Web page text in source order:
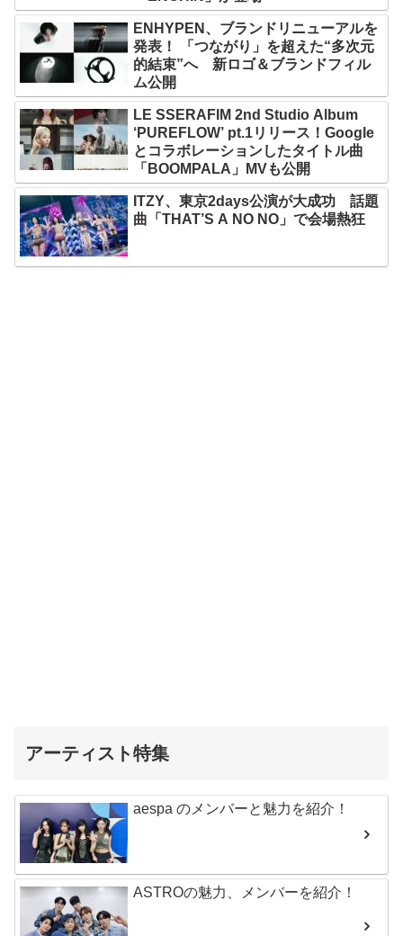
ENHYPEN、ブランドリニューアルを
発表！ 「つながり」を超えた“多次元
的結束”へ 新ロゴ＆ブランドフィル
ム公開
LE SSERAFIM 2nd Studio Album
‘PUREFLOW’ pt.1リリース！Google
とコラボレーションしたタイトル曲
「BOOMPALA」MVも公開
ITZY、東京2days公演が大成功 話題
曲「THAT’S A NO NO」で会場熱狂
アーティスト特集
aespa のメンバーと魅力を紹介！
ASTROの魅力、メンバーを紹介！